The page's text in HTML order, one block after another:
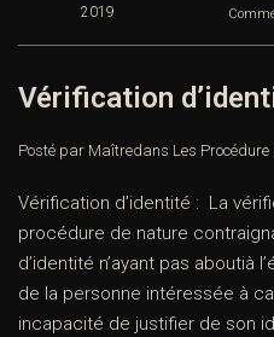
2019
Vérification
Posté par Maîtredans Les Procédure
Vérification d’identité : La
procédure de nature
d’identité n’ayant pas aboutià
de la personne intéressée à
incapacité de justifier de son